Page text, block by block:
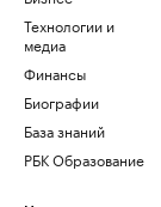
Технологии и
медиа
Финансы
Биографии
База знаний
РБК Образование